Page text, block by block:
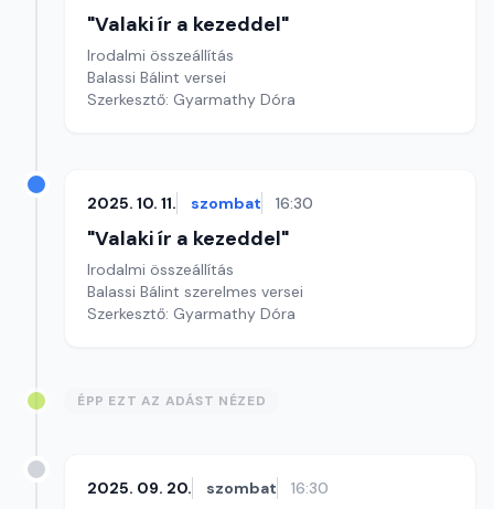
"Valaki ír a kezeddel"
Irodalmi összeállítás
Balassi Bálint versei
Szerkesztő: Gyarmathy Dóra
2025. 10. 11. szombat 16:30
"Valaki ír a kezeddel"
Irodalmi összeállítás
Balassi Bálint szerelmes versei
Szerkesztő: Gyarmathy Dóra
ÉPP EZT AZ ADÁST NÉZED
2025. 09. 20. szombat 16:30